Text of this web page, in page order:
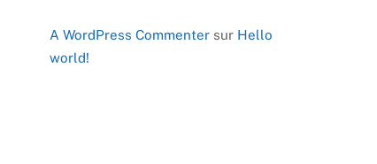
A WordPress Commentersur Hello
world!